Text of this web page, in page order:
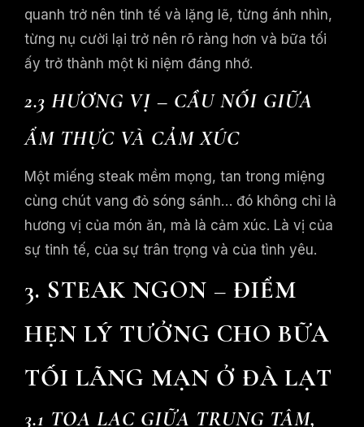
quanh trở nên tinh tế và lặng lẽ, từng ánh nhìn,
từng nụ cười lại trở nên rõ ràng hơn và bữa tối
ấy trở thành một kỉ niệm đáng nhớ.
2.3 HƯƠNG VỊ – CẦU NỐI GIỮA
ẨM THỰC VÀ CẢM XÚC
Một miếng steak mềm mọng, tan trong miệng
cùng chút vang đỏ sóng sánh… đó không chỉ là
hương vị của món ăn, mà là cảm xúc. Là vị của
sự tinh tế, của sự trân trọng và của tình yêu.
3. STEAK NGON – ĐIỂM
HẸN LÝ TƯỞNG CHO BỮA
TỐI LÃNG MẠN Ở ĐÀ LẠT
3.1 TỌA LẠC GIỮA TRUNG TÂM,